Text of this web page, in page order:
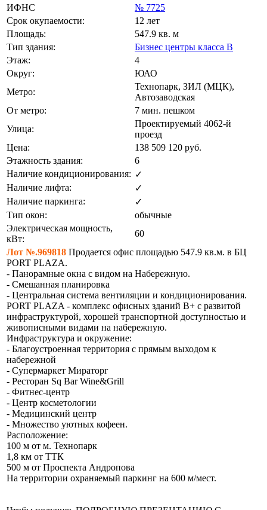
ИФНС
№ 7725
Срок окупаемости:
12 лет
Площадь:
547.9 кв. м
Тип здания:
Бизнес центры класса B
Этаж:
4
Округ:
ЮАО
Метро:
Технопарк, ЗИЛ (МЦК),
Автозаводская
От метро:
7 мин. пешком
Улица:
Проектируемый 4062-й
проезд
Цена:
138 509 120 руб.
Этажность здания:
6
Наличие кондиционирования: ✓
Наличие лифта:
✓
Наличие паркинга:
✓
Тип окон:
обычные
Электрическая мощность,
кВт:
60
Лот №.969818 Продается офис площадью 547.9 кв.м. в БЦ
PORT PLAZA.
- Панорамные окна с видом на Набережную.
- Смешанная планировка
- Центральная система вентиляции и кондиционирования.
PORT PLAZA - комплекс офисных зданий В+ с развитой
инфраструктурой, хорошей транспортной доступностью и
живописными видами на набережную.
Инфраструктура и окружение:
- Благоустроенная территория с прямым выходом к
набережной
- Супермаркет Мираторг
- Ресторан Sq Bar Wine&Grill
- Фитнес-центр
- Центр косметологии
- Медицинский центр
- Множество уютных кофеен.
Расположение:
100 м от м. Технопарк
1,8 км от ТТК
500 м от Проспекта Андропова
На территории охраняемый паркинг на 600 м/мест.